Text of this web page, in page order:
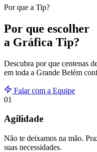
Por que a Tip?
Por que escolher
a Gráfica Tip?
Descubra por que centenas
em toda a Grande Belém
Falar com a Equipe
01
Agilidade
Não te deixamos na mão.
suas necessidades.